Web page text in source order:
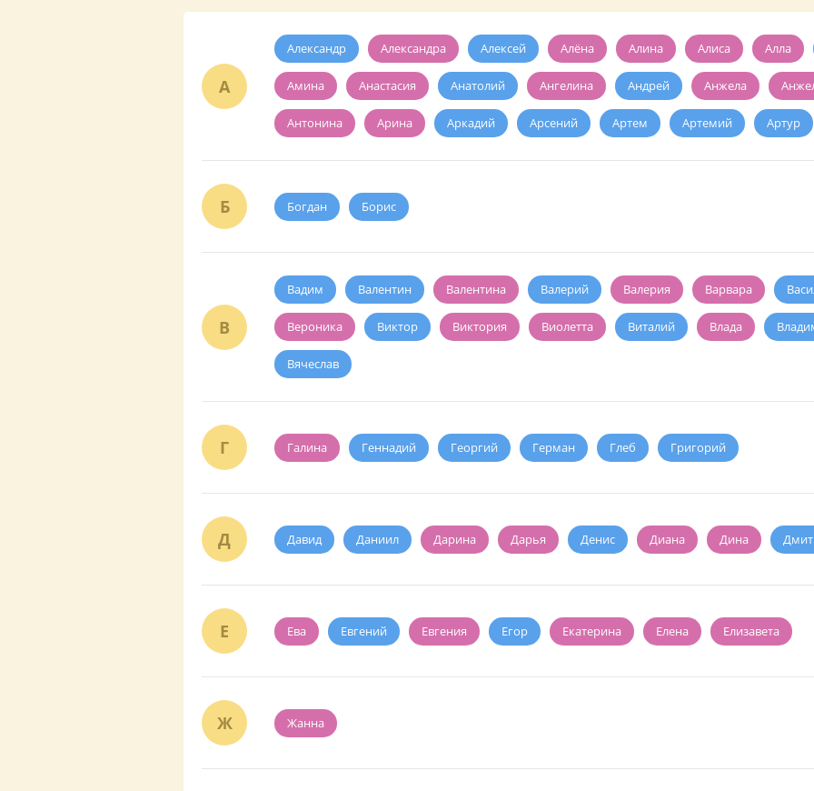
А
Александр Александра Алексей Алёна Алина Алиса Алла
Амина Анастасия Анатолий Ангелина Андрей Анжела
Антонина Арина Аркадий Арсений Артем Артемий Артур
Б Богдан Борис
В
Вадим Валентин Валентина Валерий Валерия Варвара
Вероника Виктор Виктория Виолетта Виталий Влада
Вячеслав
Г Галина Геннадий Георгий Герман Глеб Григорий
Д Давид Даниил Дарина Дарья Денис Диана Дина
Е Ева Евгений Евгения Егор Екатерина Елена Елизавета
Ж Жанна